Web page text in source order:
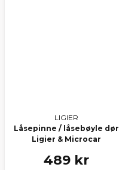
LIGIER
Låsepinne / låsebøyle dør
Ligier & Microcar
489 kr